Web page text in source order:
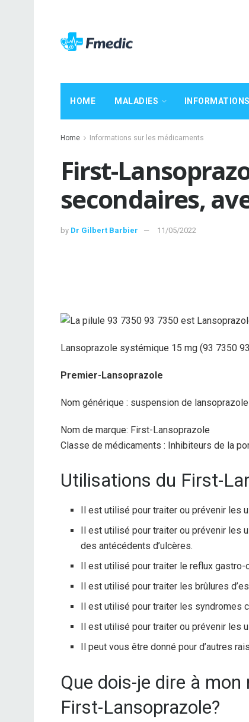
HOME MALADIES
Home Informations sur les médicaments
First-
secondaires,
by Dr Gilbert Barbier 11/05/2022
Lansoprazole systémique 15 mg (93 7350
Premier-Lansoprazole
Nom générique : suspension de
Nom de marque: First-Lansoprazole
Classe de médicaments : Inhibiteurs de la
Utilisations du First-
Il est utilisé pour traiter ou prévenir les
Il est utilisé pour traiter ou prévenir les
des antécédents d’ulcères.
Il est utilisé pour traiter le reflux gastro-
Il est utilisé pour traiter les brûlures
Il est utilisé pour traiter les syndromes
Il est utilisé pour traiter ou prévenir les
Il peut vous être donné pour d’autres
Que dois-je dire à
First-Lansoprazole?